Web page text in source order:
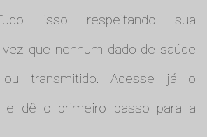
isso respeitando sua
vez que nenhum dado de saúde
ou transmitido. Acesse já o
e dê o primeiro passo para a